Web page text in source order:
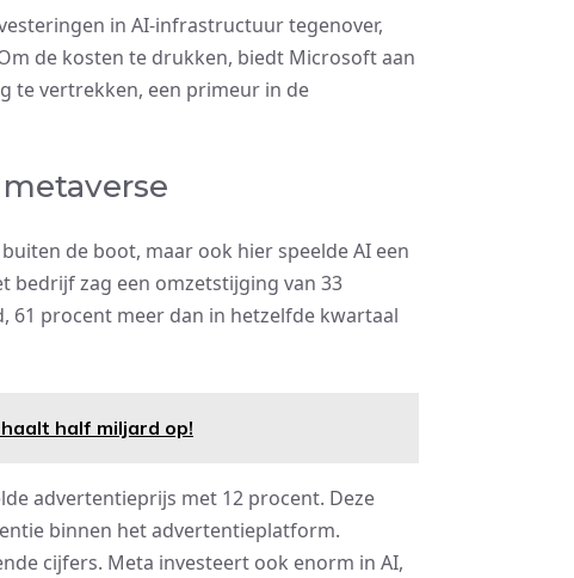
in AI-infrastructuur tegenover,
de kosten te drukken, biedt Microsoft aan
te vertrekken, een primeur in de
de boot, maar ook hier speelde AI een
bedrijf zag een omzetstijging van 33
61 procent meer dan in hetzelfde kwartaal
half miljard op!
advertentieprijs met 12 procent. Deze
binnen het advertentieplatform.
cijfers. Meta investeert ook enorm in AI,